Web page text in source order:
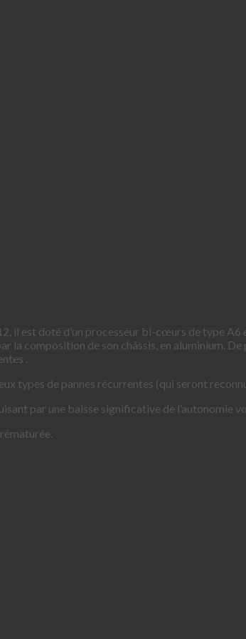
il est doté d’un processeur bi-cœurs de type A6
la composition de son châssis, en aluminium.
.
types de pannes récurrentes (qui seront
par une baisse significative de l’autonomie